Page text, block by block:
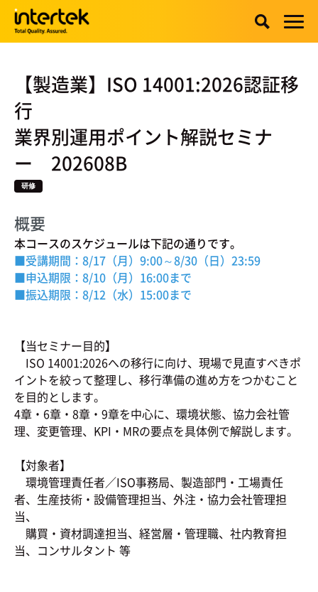
【製造業】ISO 14001:2026認証移
行
業界別運用ポイント解説セミナ
ー 202608B
研修
概要
本コースのスケジュールは下記の通りです。
■受講期間：8/17（月）9:00～8/30（日）23:59
■申込期限：8/10（月）16:00まで
■振込期限：8/12 （水）15:00まで
【当セミナー目的】
ISO 14001:2026への移行に向け、現場で見直すべきポ
イントを絞って整理し、移行準備の進め方をつかむこと
を目的とします。
4章・6章・8章・9章を中心に、環境状態、協力会社管
理、変更管理、KPI・MRの要点を具体例で解説します。
【対象者】
環境管理責任者／ISO事務局、製造部門・工場責任
者、生産技術・設備管理担当、外注・協力会社管理担
当、
購買・資材調達担当、経営層・管理職、社内教育担
当、コンサルタント 等